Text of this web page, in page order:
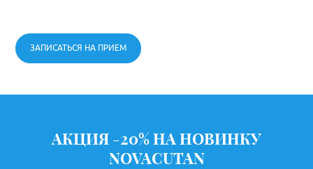
ЗАПИСАТЬСЯ НА ПРИЕМ
АКЦИЯ -20% НА НОВИНКУ
NOVACUTAN